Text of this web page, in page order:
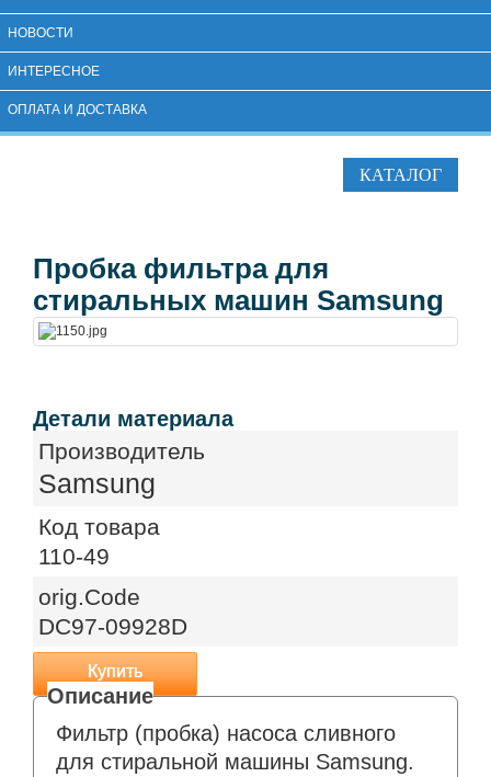
НОВОСТИ
ИНТЕРЕСНОЕ
ОПЛАТА И ДОСТАВКА
КАТАЛОГ
Пробка фильтра для
стиральных машин Samsung
Детали материала
Производитель
Samsung
Код товара
110-49
orig.Code
DC97-09928D
Купить
Фильтр (пробка) насоса сливного
для стиральной машины Samsung.